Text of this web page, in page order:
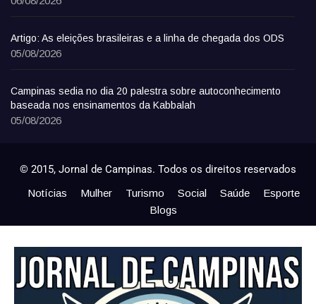
Artigo: As eleições brasileiras e a linha de chegada dos ODS
05/08/2026
Campinas sedia no dia 20 palestra sobre autoconhecimento
baseada nos ensinamentos da Kabbalah
05/08/2026
© 2015, Jornal de Campinas. Todos os direitos reservados
Notícias Mulher Turismo Social Saúde
Esporte
Blogs